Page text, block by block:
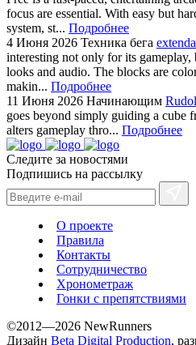
focus are essential. With easy but
system, st... Подробнее
4 Июня 2026 Техника бега
interesting not only for its gameplay,
looks and audio. The blocks are
makin... Подробнее
11 Июня 2026 Начинающим
goes beyond simply guiding a cube
alters gameplay thro... Подробнее
Следите за новостями
Подпишись на рассылку
О проекте
Правила
Контакты
Сотрудничество
Хронометраж
Гонки с препятствиями
©2012—2026 NewRunners
Дизайн Beta Digital Production,